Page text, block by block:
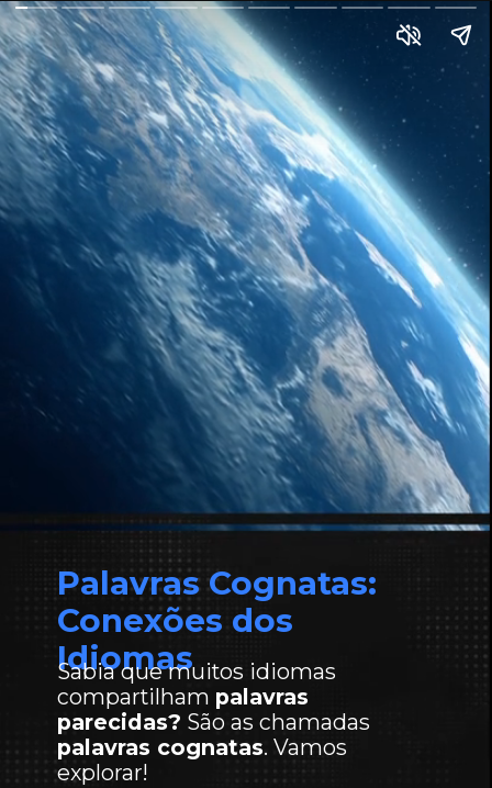
Palavras Cognatas:
Conexões dos
Idiomas
Sabia que muitos idiomas
compartilham palavras
parecidas? São as chamadas
palavras cognatas. Vamos
explorar!